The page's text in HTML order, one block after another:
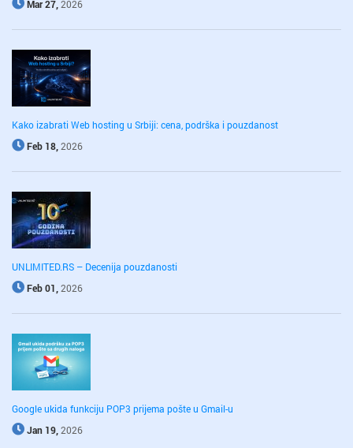
Mar 27,2026
Kako izabrati Web hosting u Srbiji: cena, podrška i pouzdanost
Feb 18,2026
UNLIMITED.RS – Decenija pouzdanosti
Feb 01,2026
Google ukida funkciju POP3 prijema pošte u Gmail-u
Jan 19,2026